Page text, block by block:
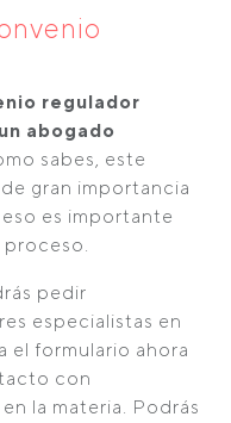
regulador
abogado
sabes, este
gran importancia
es importante
proceso.
pedir
especialistas en
el formulario ahora
con
la materia. Podrás